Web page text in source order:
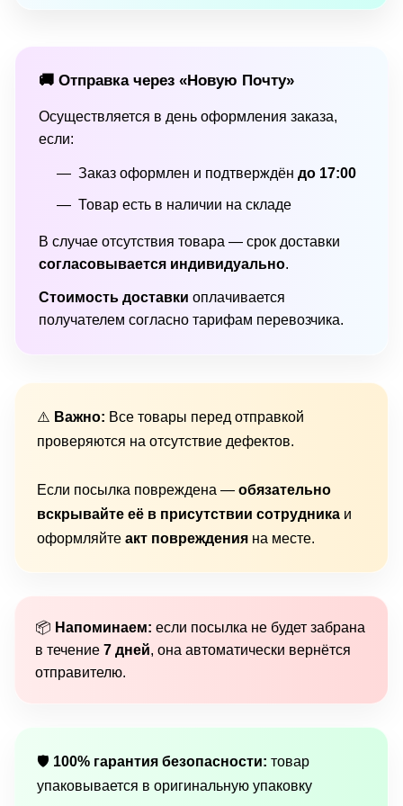
🚚 Отправка через «Новую Почту»
Осуществляется в день оформления заказа,
если:
Заказ оформлен и подтверждён до 17:00
Товар есть в наличии на складе
В случае отсутствия товара — срок доставки
согласовывается индивидуально.
Стоимость доставки оплачивается
получателем согласно тарифам перевозчика.
⚠️ Важно: Все товары перед отправкой
проверяются на отсутствие дефектов.
Если посылка повреждена — обязательно
вскрывайте её в присутствии сотрудника и
оформляйте акт повреждения на месте.
📦 Напоминаем: если посылка не будет забрана
в течение 7 дней, она автоматически вернётся
отправителю.
🛡 100% гарантия безопасности: товар
упаковывается в оригинальную упаковку